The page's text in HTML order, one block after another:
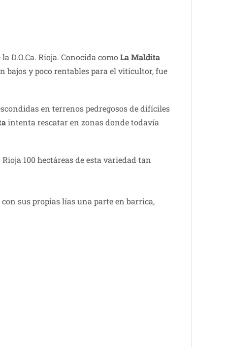
D.O.Ca. Rioja. Conocida comoLa Maldita
y poco rentables para el viticultor, fue
en terrenos pedregosos de difíciles
intenta rescatar en zonas donde todavía
100 hectáreas de esta variedad tan
sus propias lías una parte en barrica,